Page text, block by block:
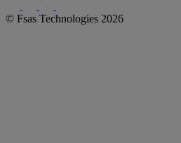
© Fsas Technologies 2026